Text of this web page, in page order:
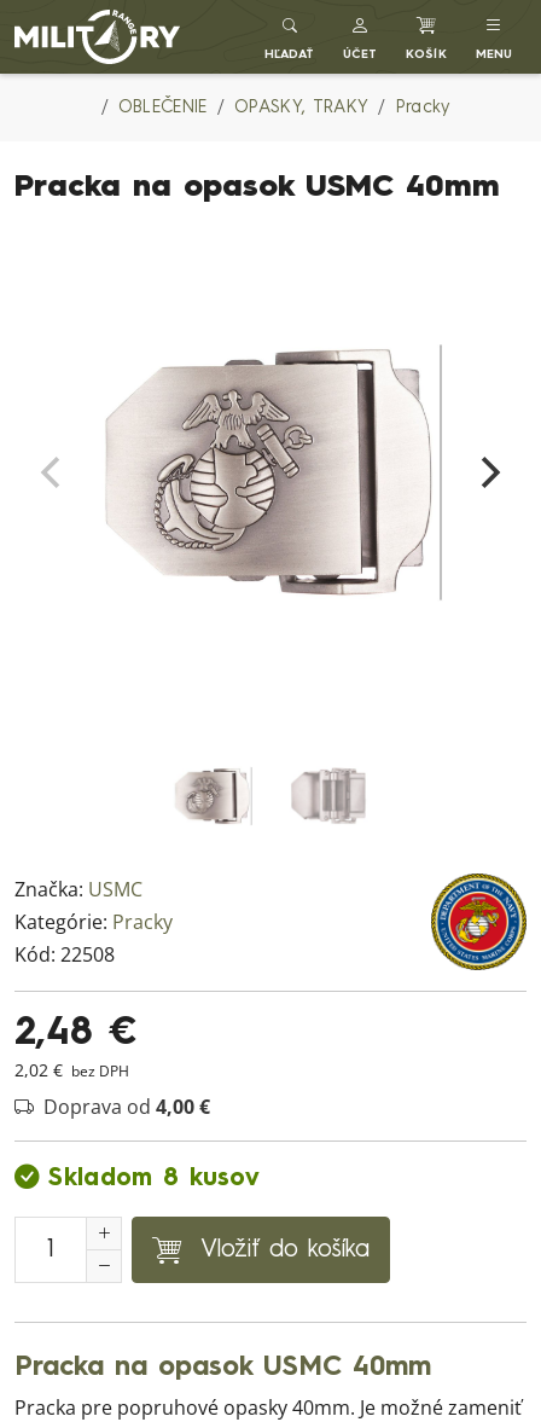
Army shop MILITARY RANGE SK
HĽADAŤ ÚČET KOŠÍK MENU
OBLEČENIE OPASKY, TRAKY Pracky
Pracka na opasok USMC 40mm
Značka: USMC
Kategórie: Pracky
Kód: 22508
2,48 €
2,02 € bez DPH
Doprava od 4,00 €
Skladom 8 kusov
Vložiť do košíka
Pracka na opasok USMC 40mm
Pracka pre popruhové opasky 40mm. Je možné zameniť